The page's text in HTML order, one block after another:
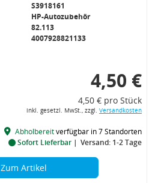
S3918161
HP-Autozubehör
82.113
4007928821133
4,50 €
4,50 € pro Stück
inkl. gesetzl. MwSt., zzgl. Versandkosten
Abholbereitverfügbar in 7 Standorten
Sofort Lieferbar
Versand: 1-2 Tage
Zum Artikel